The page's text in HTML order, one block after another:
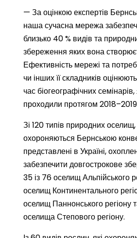
— За оцінкою експертів
наша сучасна мережа
близько 40 % видів та
збереження яких вона
Ефективність мережі та
чи інших її складників
час біогеографічних
проходили протягом 2018–2019
Зі 120 типів природних оселищ,
охороняються Бернською
представлені в Україні,
забезпечити довгострокове
35 із 76 оселищ Альпійського
оселищ Континентального
оселищ Паннонського регіону
оселища Степового регіону.